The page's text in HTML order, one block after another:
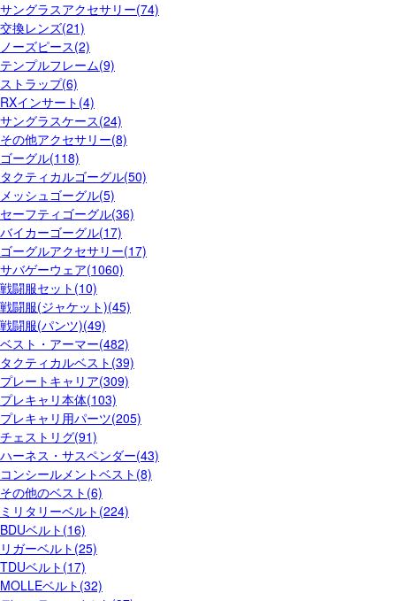
サングラスアクセサリー(74)
交換レンズ(21)
ノーズピース(2)
テンプルフレーム(9)
ストラップ(6)
RXインサート(4)
サングラスケース(24)
その他アクセサリー(8)
ゴーグル(118)
タクティカルゴーグル(50)
メッシュゴーグル(5)
セーフティゴーグル(36)
バイカーゴーグル(17)
ゴーグルアクセサリー(17)
サバゲーウェア(1060)
戦闘服セット(10)
戦闘服(ジャケット)(45)
戦闘服(パンツ)(49)
ベスト・アーマー(482)
タクティカルベスト(39)
プレートキャリア(309)
プレキャリ本体(103)
プレキャリ用パーツ(205)
チェストリグ(91)
ハーネス・サスペンダー(43)
コンシールメントベスト(8)
その他のベスト(6)
ミリタリーベルト(224)
BDUベルト(16)
リガーベルト(25)
TDUベルト(17)
MOLLEベルト(32)